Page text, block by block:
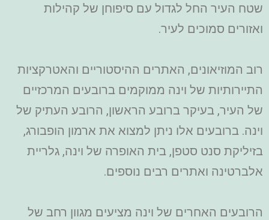
שטח העיר החל לגדול עם סיפוחן של קהילות
ואזורים סמוכים לעיר.
רוב המוזיאונים, האתרים ההיסטוריים והאטרקציות
התיירותיות של וינה ממוקמים ברובעים המרכזיים
של העיר, בעיקר ברובע הראשון, הרובע העתיק של
וינה. ברובעים אלו ניתן למצוא את ארמון הופבורג,
בזיליקת סנט סטפן, בית האופרה של וינה, גלריית
אלברטינה ואתרים רבים נוספים.
הרובעים האחרים של וינה מציעים מגוון רחב של